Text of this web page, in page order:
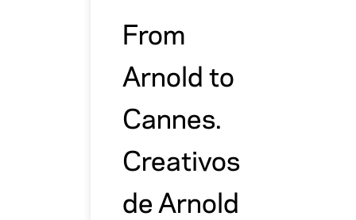
From
Arnold to
Cannes.
Creativos
de Arnold